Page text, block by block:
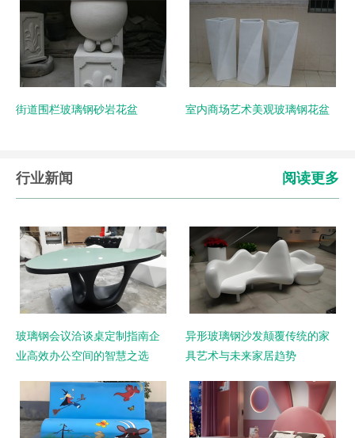
街道围栏玻璃钢砂岩花盆 室内商场艺术美观玻璃钢花盆
行业新闻 阅读更多
玻璃钢会议洽谈桌定制指南企
业高效办公空间的智慧之选
异形玻璃钢沙发颠覆传统的家
具艺术与未来家居趋势